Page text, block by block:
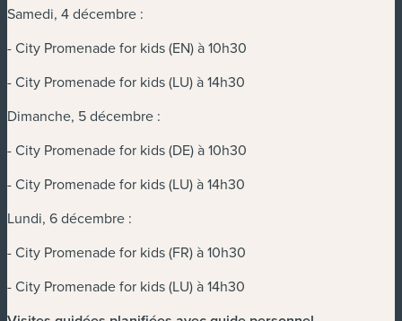
Samedi, 4 décembre :
- City Promenade for kids (EN) à 10h30
- City Promenade for kids (LU) à 14h30
Dimanche, 5 décembre :
- City Promenade for kids (DE) à 10h30
- City Promenade for kids (LU) à 14h30
Lundi, 6 décembre :
- City Promenade for kids (FR) à 10h30
- City Promenade for kids (LU) à 14h30